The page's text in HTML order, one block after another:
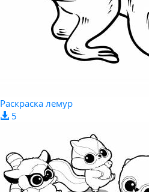
Раскраска лемур
5